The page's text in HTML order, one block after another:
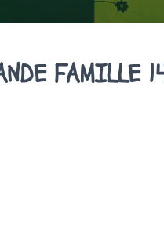
FAMILLE